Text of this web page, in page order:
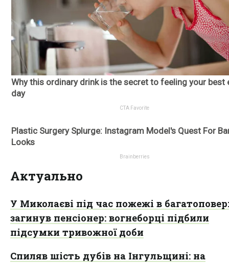
Актуально
У Миколаєві під час пожежі в
загинув пенсіонер: вогнеборці підбили
підсумки тривожної доби
Спиляв шість дубів на Інгульщині: на